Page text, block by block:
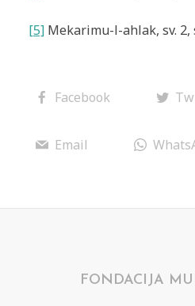
[5]Mekarimu-l-ahlak, sv. 2,
Facebook
Email
FONDACIJA